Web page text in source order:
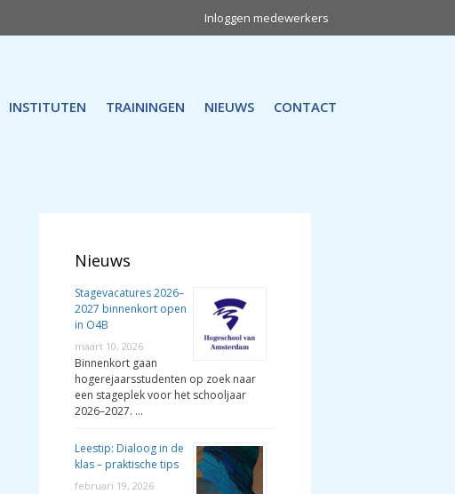
Inloggen medewerkers
INSTITUTEN TRAININGEN NIEUWS CONTACT
Nieuws
Stagevacatures 2026–
2027 binnenkort open
in O4B
maart 10, 2026
Binnenkort gaan
hogerejaarsstudenten op zoek naar
een stageplek voor het schooljaar
2026–2027. …
Leestip: Dialoog in de
klas – praktische tips
februari 19, 2026